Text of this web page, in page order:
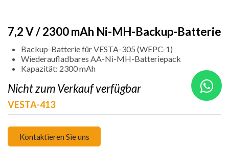
7,2 V / 2300 mAh Ni-MH-Backup-Batterie
Backup-Batterie für VESTA-305 (WEPC-1)
Wiederaufladbares AA-Ni-MH-Batteriepack
Kapazität: 2300 mAh
Nicht zum Verkauf verfügbar
VESTA-413
Kontaktieren Sie uns